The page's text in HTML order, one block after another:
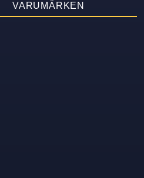
VARUMÄRKEN